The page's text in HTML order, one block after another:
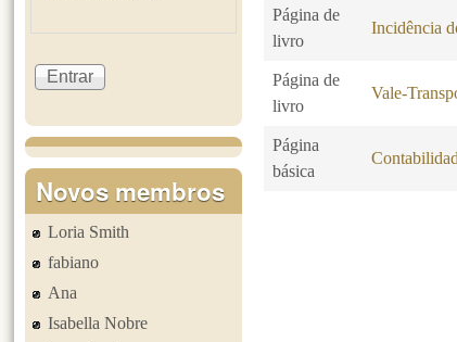
Página de
livro
Incidência
Página de
livro
Vale-
Página
básica
Novos membros
Loria Smith
fabiano
Ana
Isabella Nobre